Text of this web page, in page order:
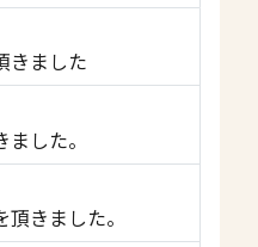
きました
した。
きました。